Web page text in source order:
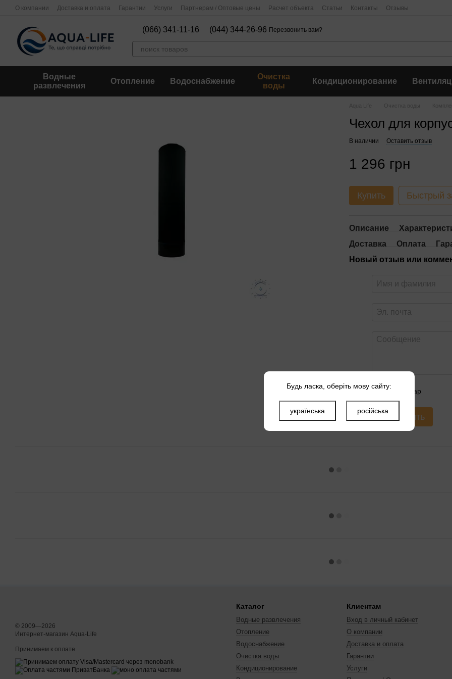
Перейти к основному контенту
О компании Доставка и оплата Гарантии Услуги Партнерам / Оптовые цены Расчет объекта Статьи Контакты Отзывы
(066) 341-11-16 (044) 344-26-96 Перезвонить вам?
Водные
развлечения
Отопление Водоснабжение
Очистка
воды
Кондиционирование
Aqua Life Очистка воды
Чехол для
В наличии Оставить отзыв
1 296 грн
Купить Быстрый
Описание
Доставка
Оплата
Новый отзыв или
Оцените товар
Отправить
© 2009—2026
Интернет-магазин Aqua-Life
Принимаем к оплате
Каталог
Водные развлечения
Отопление
Водоснабжение
Очистка воды
Кондиционирование
Клиентам
Вход в личный кабинет
О компании
Доставка и оплата
Гарантии
Услуги
Будь ласка, оберіть мову сайту:
українська російська